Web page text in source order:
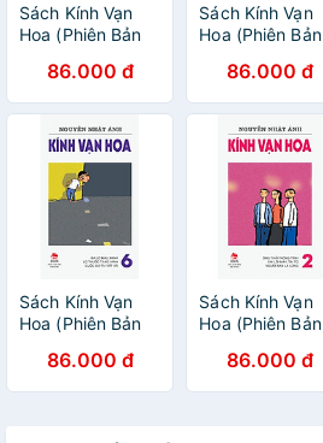
Sách Kính Vạn
Hoa (Phiên Bản
86.000 đ
Sách Kính Vạn
Hoa (Phiên Bản
86.000 đ
Sách Kính Vạn
Hoa (Phiên Bản
86.000 đ
Sách Kính Vạn
Hoa (Phiên Bản
86.000 đ